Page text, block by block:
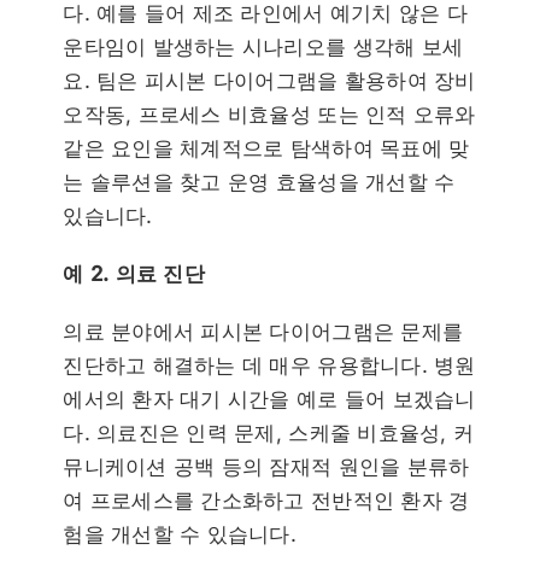
다. 예를 들어 제조 라인에서 예기치 않은 다
운타임이 발생하는 시나리오를 생각해 보세
요. 팀은 피시본 다이어그램을 활용하여 장비
오작동, 프로세스 비효율성 또는 인적 오류와
같은 요인을 체계적으로 탐색하여 목표에 맞
는 솔루션을 찾고 운영 효율성을 개선할 수
있습니다.
예 2. 의료 진단
의료 분야에서 피시본 다이어그램은 문제를
진단하고 해결하는 데 매우 유용합니다. 병원
에서의 환자 대기 시간을 예로 들어 보겠습니
다. 의료진은 인력 문제, 스케줄 비효율성, 커
뮤니케이션 공백 등의 잠재적 원인을 분류하
여 프로세스를 간소화하고 전반적인 환자 경
험을 개선할 수 있습니다.